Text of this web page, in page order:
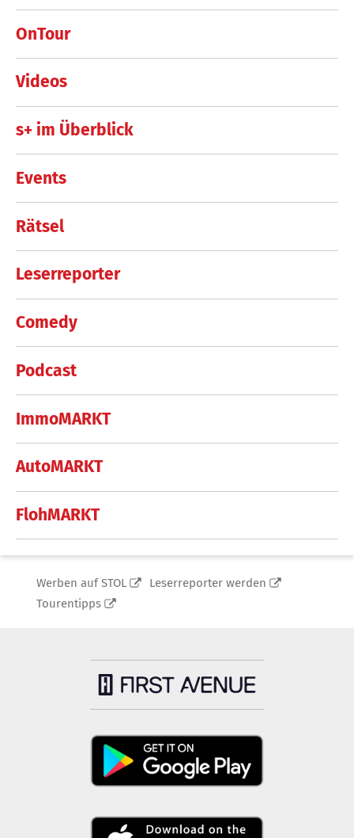
OnTour
Videos
s+ im Überblick
Events
Rätsel
Leserreporter
Comedy
Podcast
ImmoMARKT
AutoMARKT
FlohMARKT
Werben auf STOL
Leserreporter werden
Tourentipps